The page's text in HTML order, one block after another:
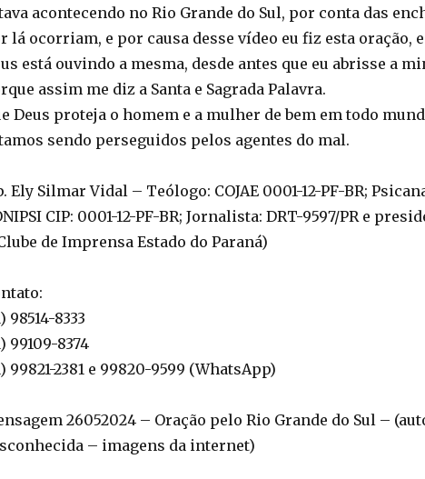
acontecendo no Rio Grande do Sul, por conta das
lá ocorriam, e por causa desse vídeo eu fiz esta oração,
está ouvindo a mesma, desde antes que eu abrisse a
assim me diz a Santa e Sagrada Palavra.
Deus proteja o homem e a mulher de bem em todo
sendo perseguidos pelos agentes do mal.
Ely Silmar Vidal – Teólogo: COJAE 0001-12-PF-BR;
CIP: 0001-12-PF-BR; Jornalista: DRT-9597/PR e
de Imprensa Estado do Paraná)
98514-8333
99109-8374
99821-2381 e 99820-9599 (WhatsApp)
26052024 – Oração pelo Rio Grande do Sul –
– imagens da internet)